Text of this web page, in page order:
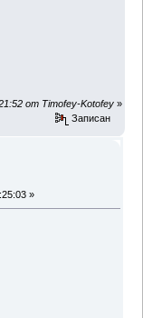
от Timofey-Kotofey »
Записан
»